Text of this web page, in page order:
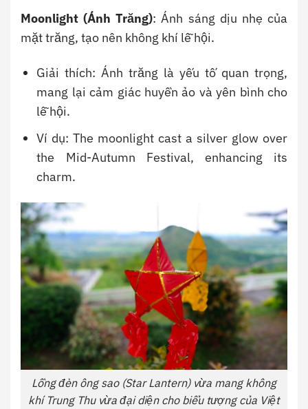
Moonlight (Ánh Trăng): Ánh sáng dịu nhẹ của
mặt trăng, tạo nên không khí lễ hội.
Giải thích: Ánh trăng là yếu tố quan trọng,
mang lại cảm giác huyền ảo và yên bình cho
lễ hội.
Ví dụ: The moonlight cast a silver glow over
the Mid-Autumn Festival, enhancing its
charm.
Lồng đèn ông sao (Star Lantern) vừa mang không
khí Trung Thu vừa đại diện cho biểu tượng của Việt